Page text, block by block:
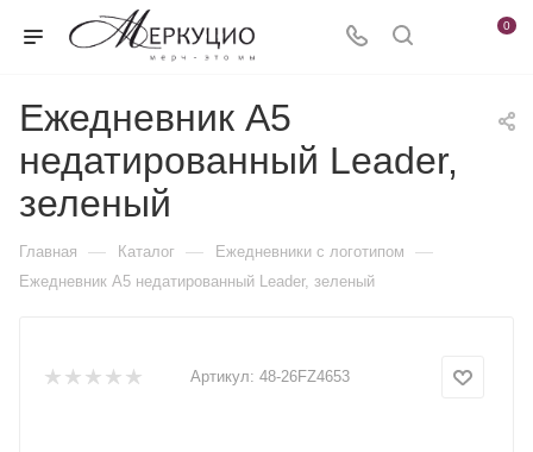
0
Ежедневник А5
недатированный Leader,
зеленый
Главная — Каталог — Ежедневники c логотипом —
Ежедневник А5 недатированный Leader, зеленый
Артикул: 48-26FZ4653